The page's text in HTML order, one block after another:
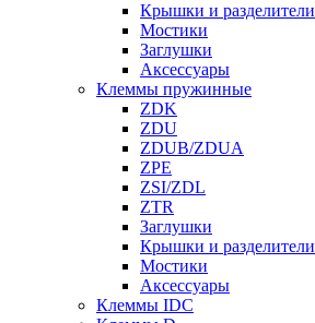
Крышки и разделители
Мостики
Заглушки
Аксессуары
Клеммы пружинные
ZDK
ZDU
ZDUB/ZDUA
ZPE
ZSI/ZDL
ZTR
Заглушки
Крышки и разделители
Мостики
Аксессуары
Клеммы IDC